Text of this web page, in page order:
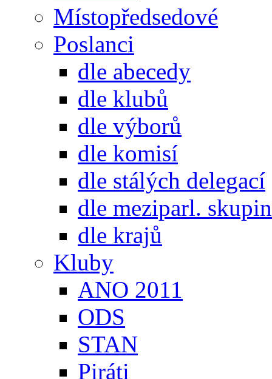
Místopředsedové
Poslanci
dle abecedy
dle klubů
dle výborů
dle komisí
dle stálých delegací
dle meziparl. skupin
dle krajů
Kluby
ANO 2011
ODS
STAN
Piráti